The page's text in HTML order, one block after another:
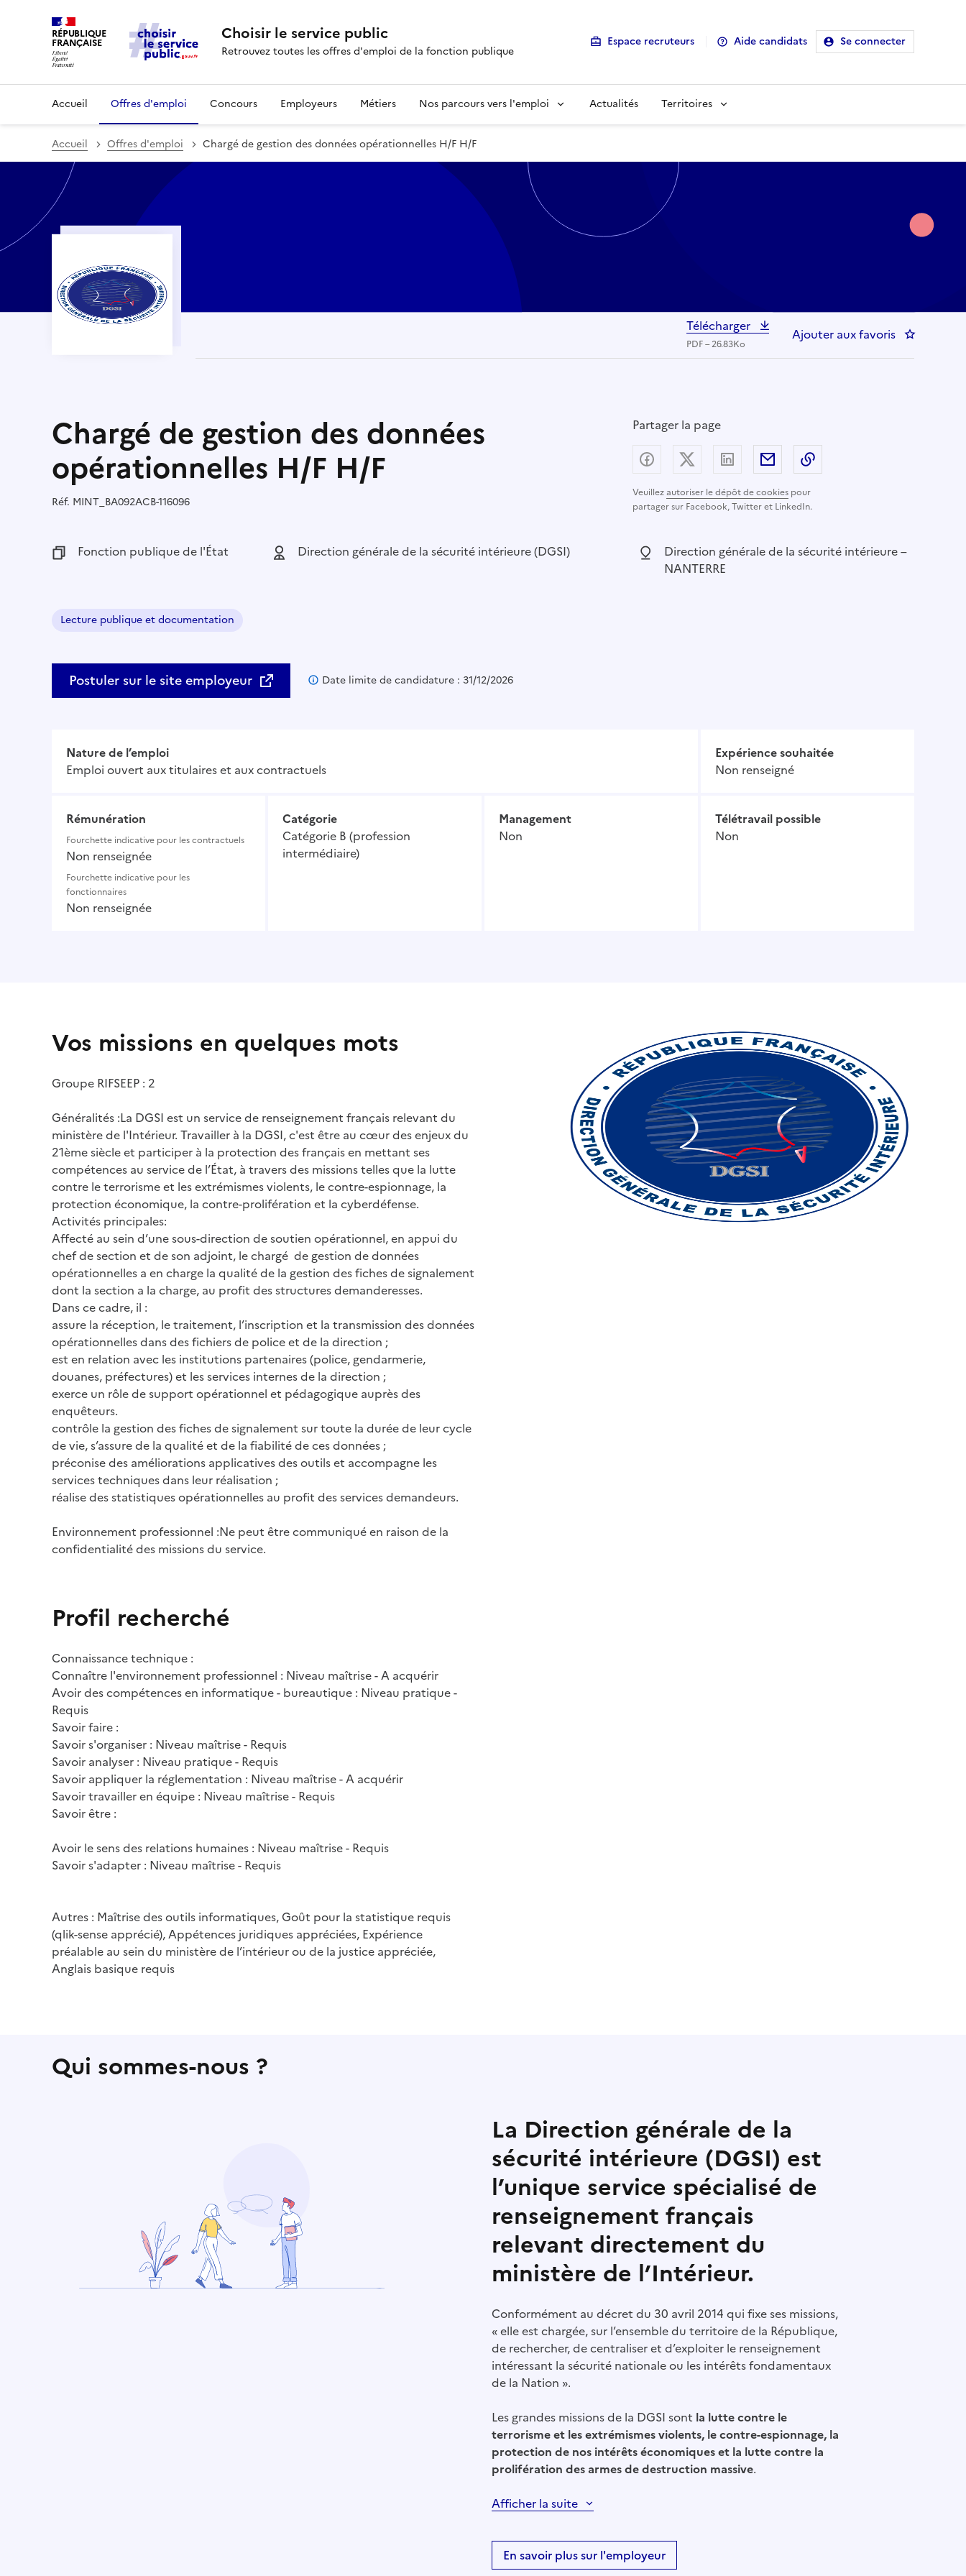
RÉPUBLIQUE
FRANÇAISE Choisir le service public
Retrouvez toutes les offres d'emploi de la fonction publique
Espace recruteurs Aide candidats Se connecter
Accueil Offres d'emploi Concours Employeurs Métiers Nos parcours vers l'emploi Actualités Territoires
Accueil Offres d'emploi Chargé de gestion des données opérationnelles H/F H/F
Télécharger
PDF – 26.83Ko
Ajouter aux favoris : Chargé
Chargé de gestion des données
opérationnelles H/F H/F
Partager la page
Veuillezautoriser le dépôt de cookies pour
partager sur Facebook, Twitter et LinkedIn.
Partager sur Facebook
Partager sur X (anciennement Twitter) -
Partager sur LinkedIn
Partager par email
Réf. Référence :
MINT_BA092ACB-116096
Fonction publique :
Fonction publique de l'État Employeur :
Direction générale de la sécurité intérieure (DGSI) Localisation :
Direction générale de la sécurité intérieure –
NANTERRE
Lecture publique et documentation
Postuler sur le site employeur Date limite de candidature : 31/12/2026
Nature de l’emploi
Emploi ouvert aux titulaires et aux contractuels
Expérience souhaitée
Non renseigné
Rémunération
Fourchette indicative pour les contractuels
Non renseignée
Fourchette indicative pour les
fonctionnaires
Non renseignée
Catégorie
Catégorie B (profession
intermédiaire)
Management
Non
Télétravail possible
Non
Vos missions en quelques mots
Groupe RIFSEEP : 2
Généralités :La DGSI est un service de renseignement français relevant du
ministère de l'Intérieur. Travailler à la DGSI, c'est être au cœur des enjeux du
21ème siècle et participer à la protection des français en mettant ses
compétences au service de l’État, à travers des missions telles que la lutte
contre le terrorisme et les extrémismes violents, le contre-espionnage, la
protection économique, la contre-prolifération et la cyberdéfense.
Activités principales:
Affecté au sein d’une sous-direction de soutien opérationnel, en appui du
chef de section et de son adjoint, le chargé de gestion de données
opérationnelles a en charge la qualité de la gestion des fiches de signalement
dont la section a la charge, au profit des structures demanderesses.
Dans ce cadre, il :
assure la réception, le traitement, l’inscription et la transmission des données
opérationnelles dans des fichiers de police et de la direction ;
est en relation avec les institutions partenaires (police, gendarmerie,
douanes, préfectures) et les services internes de la direction ;
exerce un rôle de support opérationnel et pédagogique auprès des
enquêteurs.
contrôle la gestion des fiches de signalement sur toute la durée de leur cycle
de vie, s’assure de la qualité et de la fiabilité de ces données ;
préconise des améliorations applicatives des outils et accompagne les
services techniques dans leur réalisation ;
réalise des statistiques opérationnelles au profit des services demandeurs.
Environnement professionnel :Ne peut être communiqué en raison de la
confidentialité des missions du service.
Profil recherché
Connaissance technique :
Connaître l'environnement professionnel : Niveau maîtrise - A acquérir
Avoir des compétences en informatique - bureautique : Niveau pratique -
Requis
Savoir faire :
Savoir s'organiser : Niveau maîtrise - Requis
Savoir analyser : Niveau pratique - Requis
Savoir appliquer la réglementation : Niveau maîtrise - A acquérir
Savoir travailler en équipe : Niveau maîtrise - Requis
Savoir être :
Avoir le sens des relations humaines : Niveau maîtrise - Requis
Savoir s'adapter : Niveau maîtrise - Requis
Autres : Maîtrise des outils informatiques, Goût pour la statistique requis
(qlik-sense apprécié), Appétences juridiques appréciées, Expérience
préalable au sein du ministère de l’intérieur ou de la justice appréciée,
Anglais basique requis
Qui sommes-nous ?
La Direction générale de la
sécurité intérieure (DGSI) est
l’unique service spécialisé de
renseignement français
relevant directement du
ministère de l’Intérieur.
Conformément au décret du 30 avril 2014 qui fixe ses missions,
« elle est chargée, sur l’ensemble du territoire de la République,
de rechercher, de centraliser et d’exploiter le renseignement
intéressant la sécurité nationale ou les intérêts fondamentaux
de la Nation ».
Les grandes missions de la DGSI sont la lutte contre le
terrorisme et les extrémismes violents, le contre-espionnage, la
protection de nos intérêts économiques et la lutte contre la
prolifération des armes de destruction massive.
Afficher la suite
En savoir plus sur l'employeur